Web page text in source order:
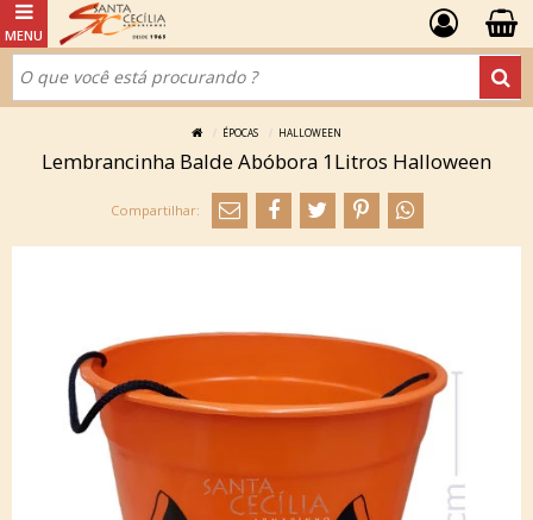
ÉPOCAS HALLOWEEN
Lembrancinha Balde Abóbora 1Litros Halloween